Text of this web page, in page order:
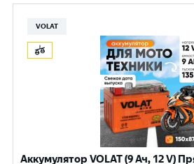
VOLAT
Аккумулятор VOLAT (9 Ач, 12 V)